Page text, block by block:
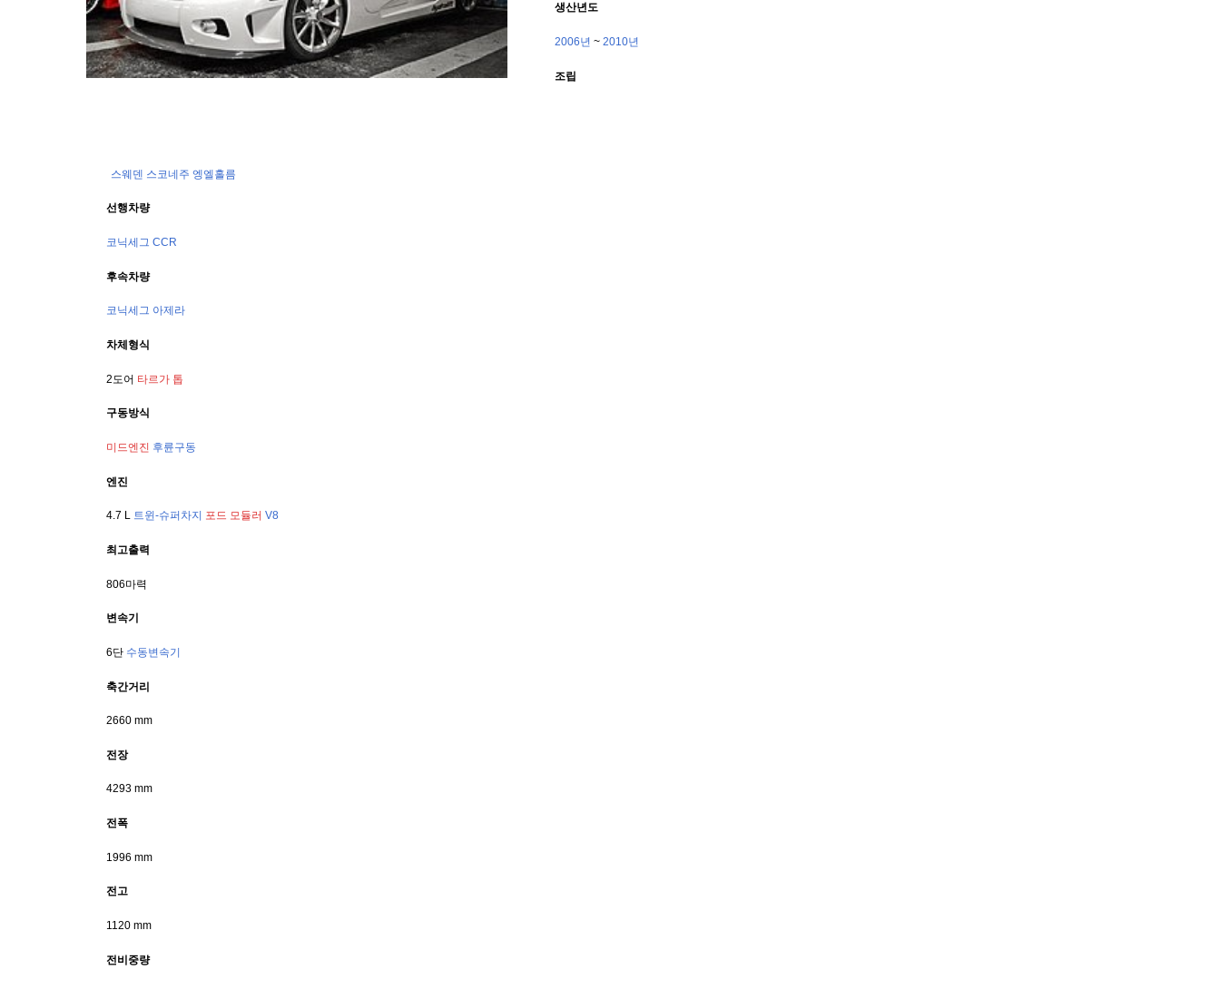
생산년도
2006년 ~ 2010년
조립
스웨덴 스코네주 엥엘홀름
선행차량
코닉세그 CCR
후속차량
코닉세그 아제라
차체형식
2도어 타르가 톱
구동방식
미드엔진 후륜구동
엔진
4.7 L 트윈-슈퍼차지 포드 모듈러 V8
최고출력
806마력
변속기
6단 수동변속기
축간거리
2660 mm
전장
4293 mm
전폭
1996 mm
전고
1120 mm
전비중량